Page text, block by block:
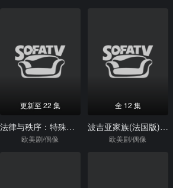
更新至 22 集
法律与秩序：特殊受害者第二十四季
欧美剧/偶像
全 12 集
波吉亚家族(法国版)第一季
欧美剧/偶像